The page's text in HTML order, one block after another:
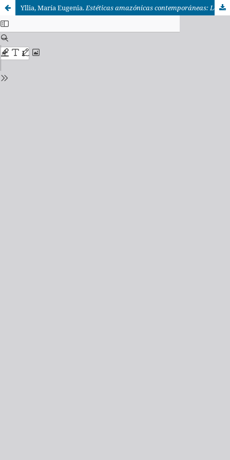
Yllia, María Eugenia.Estéticas amazónicas contemporáneas: La obra del pintor bora Víctor Churay Roque